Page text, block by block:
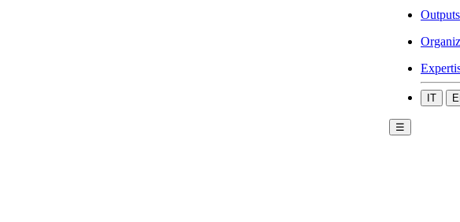
Outputs
IT
☰